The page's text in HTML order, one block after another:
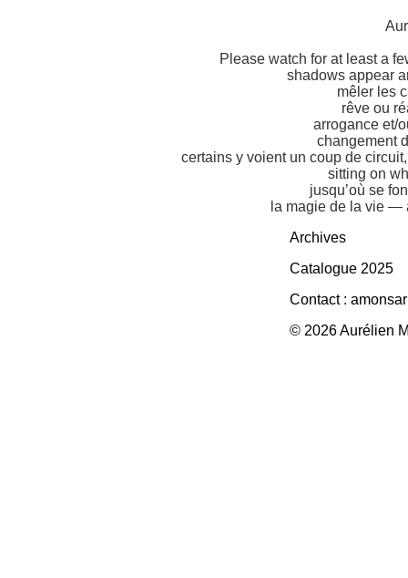
Please watch for at least a
shadows appear
mêler les
rêve ou
arrogance et/
changement
certains y voient un coup de
sitting on
jusqu’où se
la magie de la vie —
Archives
Catalogue 2025
Contact :
© 2026Aurélien